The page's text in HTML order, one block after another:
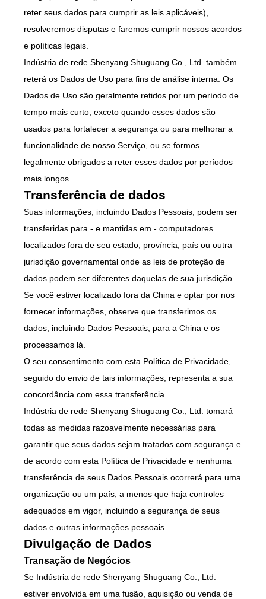
reter seus dados para cumprir as leis aplicáveis),
resolveremos disputas e faremos cumprir nossos acordos
e políticas legais.
Indústria de rede Shenyang Shuguang Co., Ltd. também
reterá os Dados de Uso para fins de análise interna. Os
Dados de Uso são geralmente retidos por um período de
tempo mais curto, exceto quando esses dados são
usados para fortalecer a segurança ou para melhorar a
funcionalidade de nosso Serviço, ou se formos
legalmente obrigados a reter esses dados por períodos
mais longos.
Transferência de dados
Suas informações, incluindo Dados Pessoais, podem ser
transferidas para - e mantidas em - computadores
localizados fora de seu estado, província, país ou outra
jurisdição governamental onde as leis de proteção de
dados podem ser diferentes daquelas de sua jurisdição.
Se você estiver localizado fora da China e optar por nos
fornecer informações, observe que transferimos os
dados, incluindo Dados Pessoais, para a China e os
processamos lá.
O seu consentimento com esta Política de Privacidade,
seguido do envio de tais informações, representa a sua
concordância com essa transferência.
Indústria de rede Shenyang Shuguang Co., Ltd. tomará
todas as medidas razoavelmente necessárias para
garantir que seus dados sejam tratados com segurança e
de acordo com esta Política de Privacidade e nenhuma
transferência de seus Dados Pessoais ocorrerá para uma
organização ou um país, a menos que haja controles
adequados em vigor, incluindo a segurança de seus
dados e outras informações pessoais.
Divulgação de Dados
Transação de Negócios
Se Indústria de rede Shenyang Shuguang Co., Ltd.
estiver envolvida em uma fusão, aquisição ou venda de